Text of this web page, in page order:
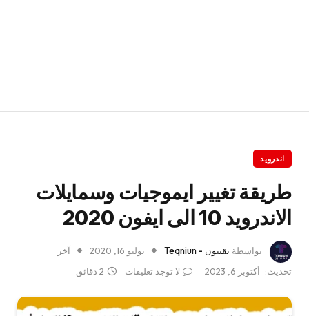
اندرويد
طريقة تغيير ايموجيات وسمايلات
الاندرويد 10 الى ايفون 2020
بواسطة تقنيون - Teqniun يوليو 16, 2020
آخر
تحديث:
أكتوبر 6, 2023 لا توجد تعليقات 2 دقائق